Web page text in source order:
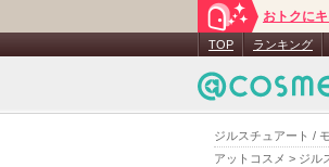
ジルスチュアート /
アットコスメ > ジル
おトクに
TOP ランキング